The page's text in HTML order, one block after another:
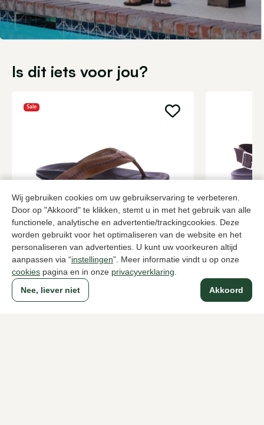
Wij gebruiken cookies om uw gebruikservaring te verbeteren.
Door op "Akkoord" te klikken, stemt u in met het gebruik van alle
functionele, analytische en advertentie/trackingcookies. Deze
worden gebruikt voor het optimaliseren van de website en het
personaliseren van advertenties. U kunt uw voorkeuren altijd
aanpassen via “instellingen”. Meer informatie vindt u op onze
cookies pagina en in onze privacyverklaring
Akkoord
Nee, liever niet
Is dit iets voor jou?
Sale
Olukai
Cognac slippers heren
129,9578,00 3 kleuren
Sandals
Bruine
129,95